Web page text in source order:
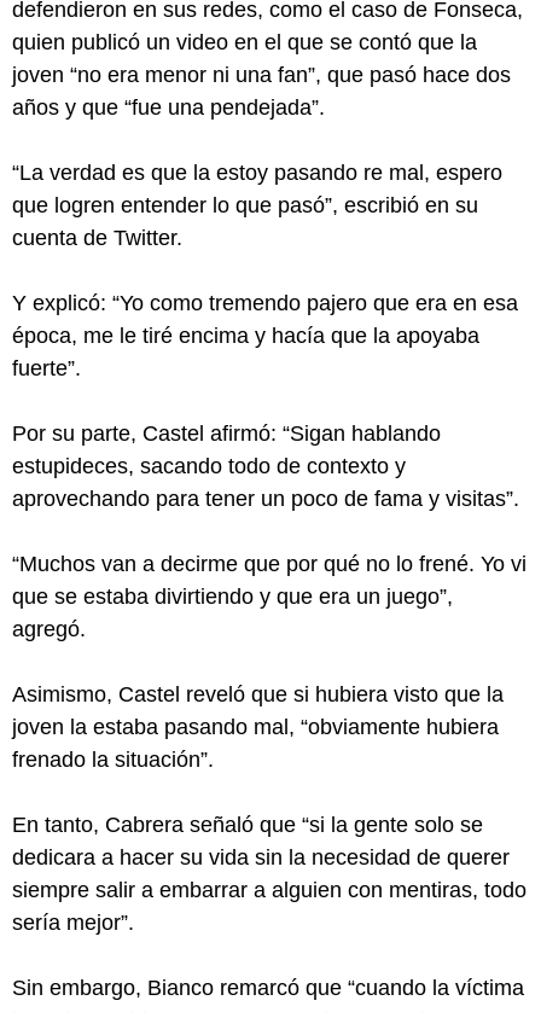
defendieron en sus redes, como el caso de Fonseca,
quien publicó un video en el que se contó que la
joven “no era menor ni una fan”, que pasó hace dos
años y que “fue una pendejada”.
“La verdad es que la estoy pasando re mal, espero
que logren entender lo que pasó”, escribió en su
cuenta de Twitter.
Y explicó: “Yo como tremendo pajero que era en esa
época, me le tiré encima y hacía que la apoyaba
fuerte”.
Por su parte, Castel afirmó: “Sigan hablando
estupideces, sacando todo de contexto y
aprovechando para tener un poco de fama y visitas”.
“Muchos van a decirme que por qué no lo frené. Yo vi
que se estaba divirtiendo y que era un juego”,
agregó.
Asimismo, Castel reveló que si hubiera visto que la
joven la estaba pasando mal, “obviamente hubiera
frenado la situación”.
En tanto, Cabrera señaló que “si la gente solo se
dedicara a hacer su vida sin la necesidad de querer
siempre salir a embarrar a alguien con mentiras, todo
sería mejor”.
Sin embargo, Bianco remarcó que “cuando la víctima